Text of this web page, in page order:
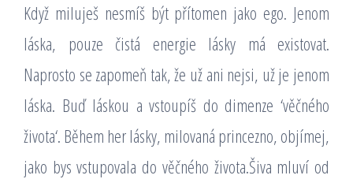
Když miluješ nesmíš být přítomen jako ego. Jenom
láska, pouze čistá energie lásky má existovat.
Naprosto se zapomeň tak, že už ani nejsi, už je jenom
láska. Buď láskou a vstoupíš do dimenze ‘věčného
života‘. Během her lásky, milovaná princezno, objímej,
jako bys vstupovala do věčného života.Šiva mluví od